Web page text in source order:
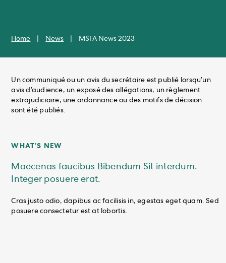
Home News MSFA News 2023
Un communiqué ou un avis du secrétaire est publié lorsqu’un
avis d’audience, un exposé des allégations, un règlement
extrajudiciaire, une ordonnance ou des motifs de décision
sont été publiés.
WHAT’S NEW
Maecenas faucibus Bibendum Sit interdum.
Integer posuere erat.
Cras justo odio, dapibus ac facilisis in, egestas eget quam. Sed
posuere consectetur est at lobortis.